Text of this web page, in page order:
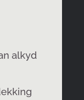
alkyd